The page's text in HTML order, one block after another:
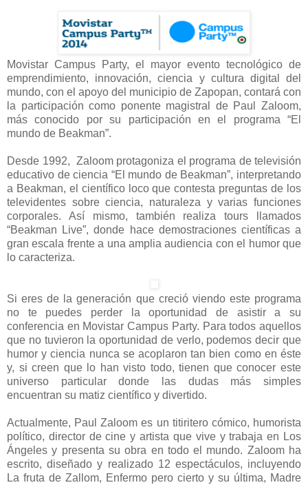
Movistar Campus Party, el mayor evento tecnológico de
emprendimiento, innovación, ciencia y cultura digital del
mundo, con el apoyo del municipio de Zapopan, contará con
la participación como ponente magistral de Paul Zaloom,
más conocido por su participación en el programa “El
mundo de Beakman”.
Desde 1992, Zaloom protagoniza el programa de televisión
educativo de ciencia “El mundo de Beakman”, interpretando
a Beakman, el científico loco que contesta preguntas de los
televidentes sobre ciencia, naturaleza y varias funciones
corporales. Así mismo, también realiza tours llamados
“Beakman Live”, donde hace demostraciones científicas a
gran escala frente a una amplia audiencia con el humor que
lo caracteriza.
Si eres de la generación que creció viendo este programa
no te puedes perder la oportunidad de asistir a su
conferencia en Movistar Campus Party. Para todos aquellos
que no tuvieron la oportunidad de verlo, podemos decir que
humor y ciencia nunca se acoplaron tan bien como en éste
y, si creen que lo han visto todo, tienen que conocer este
universo particular donde las dudas más simples
encuentran su matiz científico y divertido.
Actualmente, Paul Zaloom es un titiritero cómico, humorista
político, director de cine y artista que vive y trabaja en Los
Ángeles y presenta su obra en todo el mundo. Zaloom ha
escrito, diseñado y realizado 12 espectáculos, incluyendo
La fruta de Zallom, Enfermo pero cierto y su última, Madre